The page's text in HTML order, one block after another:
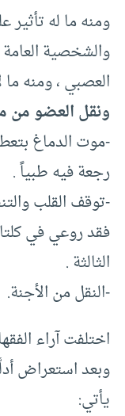
ومنه ما له تأثير
والشخصية
العصبي ، ومنه
ونقل العضو من
-موت الدماغ
رجعة فيه طبياً .
-توقف القلب
فقد روعي في
الثالثة .
-النقل من الأجنة.
اختلفت آراء
وبعد استعراض
يأتي: